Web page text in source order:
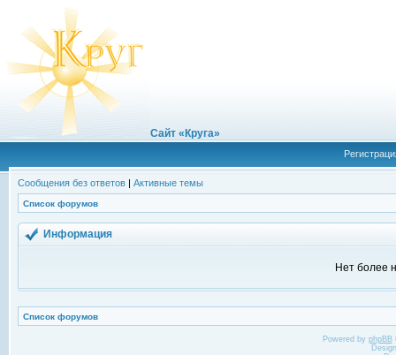
Сайт «Круга»
Сообщения без ответов | Активные темы
Список форумов
Информация
Нет более
Список форумов
Powered by phpBB